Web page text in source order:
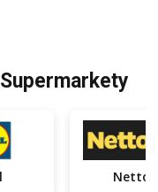
Netto